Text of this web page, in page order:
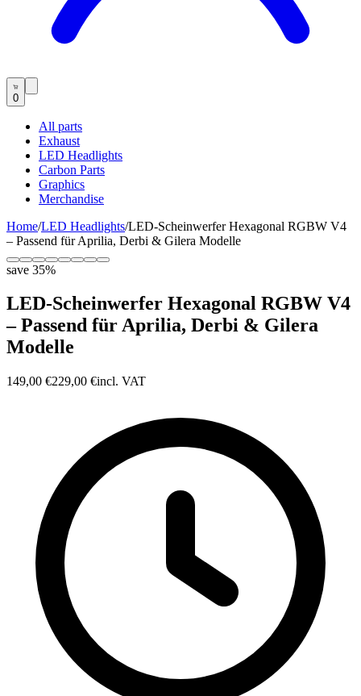
0
All parts
Exhaust
LED Headlights
Carbon Parts
Graphics
Merchandise
Home/LED Headlights/LED-Scheinwerfer Hexagonal RGBW V4
– Passend für Aprilia, Derbi & Gilera Modelle
save 35%
LED-Scheinwerfer Hexagonal RGBW V4
– Passend für Aprilia, Derbi & Gilera
Modelle
149,00 €229,00 €incl. VAT